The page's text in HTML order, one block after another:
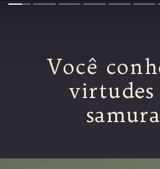
Você
virtudes